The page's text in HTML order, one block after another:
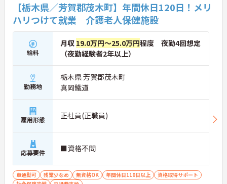
【栃木県／芳賀郡茂木町】年間休日120日！メリ
ハリつけて就業 介護老人保健施設
給料
月収 19.0万円～25.0万円程度 夜勤4回想定
（夜勤経験者2年以上）
勤務地
栃木県 芳賀郡茂木町
真岡鐵道
雇用形態 正社員(正職員)
応募要件 ■資格不問
車通勤可 残業少なめ 無資格OK 年間休日110日以上
資格取得サポート